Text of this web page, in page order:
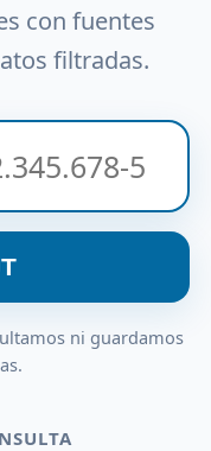
con fuentes
filtradas.
ni guardamos